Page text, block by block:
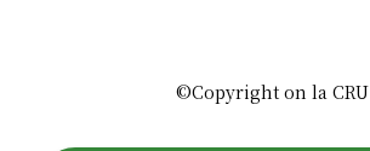
©Copyright on la CRU